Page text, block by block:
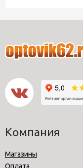
Компания
Магазины
Оплата